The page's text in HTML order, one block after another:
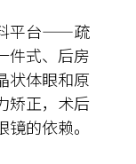
平台——疏
件式、后房
状体眼和原
矫正，术后
的依赖。